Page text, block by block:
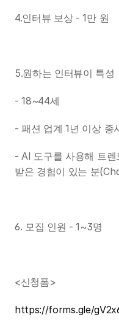
4.인터뷰 보상 - 1만 원
5.원하는 인터뷰이 특성
- 18~44세
- 패션 업계 1년 이상 종
- AI 도구를 사용해 트
받은 경험이 있는 분
6. 모집 인원 - 1~3명
<신청폼>
https://forms.gle/